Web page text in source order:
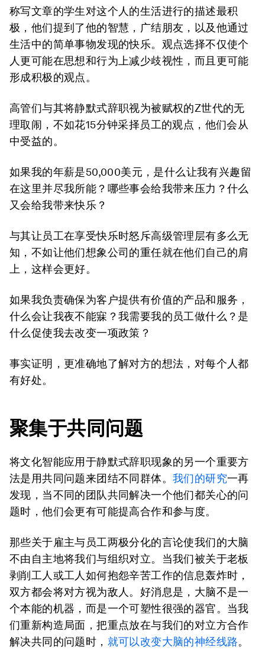
称写文章的学生对这个人的生活进行的描述最积
极，他们提到了他的智慧，广结朋友，以及他通过
生活中的简单事物发现的快乐。观点选择不仅使个
人更可能在思想和行为上减少歧视性，而且更可能
形成积极的观点。
高管们与其将静默式辞职视为被赋权的Z世代的无
理取闹，不如花15分钟采择员工的观点，他们会从
中受益的。
如果我的年薪是50,000美元，是什么让我有兴趣留
在这里并尽我所能？哪些事会给我带来压力？什么
又会给我带来快乐？
与其让员工在享受快乐时怒斥高级管理层有多么无
知，不如让他们想象公司的重任就在他们自己的肩
上，这样会更好。
如果我负责确保为客户提供有价值的产品和服务，
什么会让我夜不能寐？我需要我的员工做什么？是
什么促使我去改变一项政策？
事实证明，更准确地了解对方的想法，对每个人都
有好处。
聚集于共同问题
将文化智能应用于静默式辞职现象的另一个重要方
法是用共同问题来团结不同群体。 我们的研究一再
发现，当不同的团队共同解决一个他们都关心的问
题时，他们会更有可能提高合作和参与度。
那些关于雇主与员工两极分化的言论使我们的大脑
不由自主地将我们与组织对立。当我们被关于老板
剥削工人或工人如何抱怨辛苦工作的信息轰炸时，
双方都会将对方视为敌人。好消息是，大脑不是一
个本能的机器，而是一个可塑性很强的器官。当我
们重新构造局面，把重点放在与我们的对立方合作
解决共同的问题时， 就可以改变大脑的神经线路。